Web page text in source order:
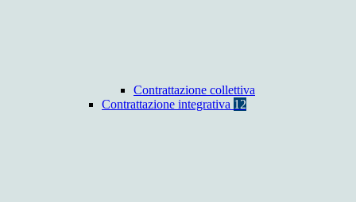
Contrattazione collettiva
Contrattazione integrativa 12